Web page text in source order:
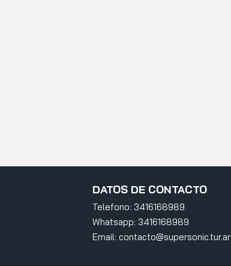
DATOS DE CONTACTO
Telefono: 3416168989
Whatsapp: 3416168989
Email: contacto@supersonic.tur.ar